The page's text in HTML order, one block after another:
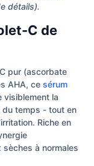
détails).
C de
pur (ascorbate
AHA, ce sérum
visiblement la
du temps - tout en
Riche en
à normales